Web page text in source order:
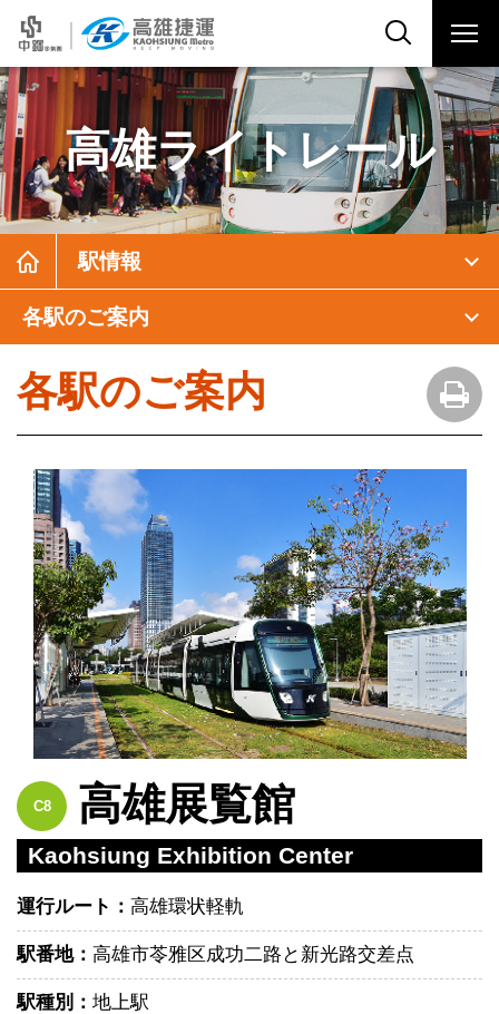
高雄ライトレール
駅情報
各駅のご案内
各駅のご案内
C8 高雄展覧館
Kaohsiung Exhibition Center
運行ルート： 高雄環状軽軌
駅番地： 高雄市苓雅区成功二路と新光路交差点
駅種別： 地上駅